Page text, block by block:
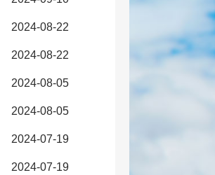
2024-08-22
2024-08-22
2024-08-05
2024-08-05
2024-07-19
2024-07-19